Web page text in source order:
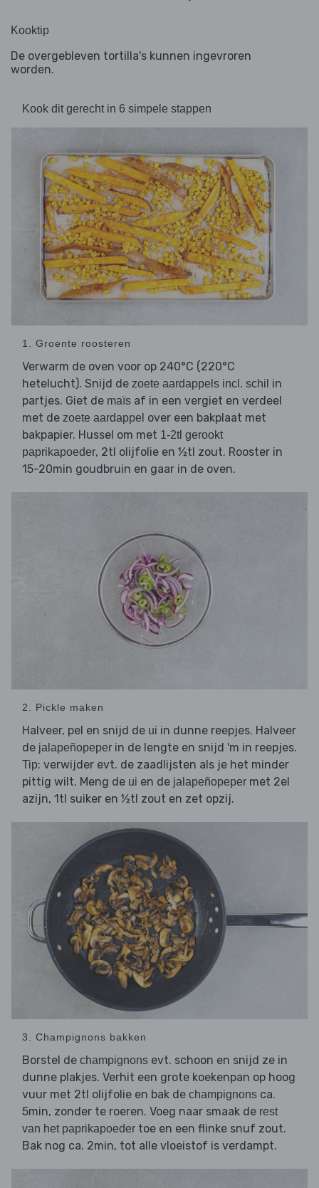
Kooktip
De overgebleven tortilla's kunnen ingevroren
worden.
Kook dit gerecht in 6 simpele stappen
1. Groente roosteren
Verwarm de oven voor op 240°C (220°C
hetelucht). Snijd de zoete aardappels incl. schil in
partjes. Giet de maïs af in een vergiet en verdeel
met de zoete aardappel over een bakplaat met
bakpapier. Hussel om met 1-2tl gerookt
paprikapoeder, 2tl olijfolie en ½tl zout. Rooster in
15-20min goudbruin en gaar in de oven.
2. Pickle maken
Halveer, pel en snijd de ui in dunne reepjes. Halveer
de jalapeñopeper in de lengte en snijd 'm in reepjes.
Tip: verwijder evt. de zaadlijsten als je het minder
pittig wilt. Meng de ui en de jalapeñopeper met 2el
azijn, 1tl suiker en ½tl zout en zet opzij.
3. Champignons bakken
Borstel de champignons evt. schoon en snijd ze in
dunne plakjes. Verhit een grote koekenpan op hoog
vuur met 2tl olijfolie en bak de champignons ca.
5min, zonder te roeren. Voeg naar smaak de rest
van het paprikapoeder toe en een flinke snuf zout.
Bak nog ca. 2min, tot alle vloeistof is verdampt.